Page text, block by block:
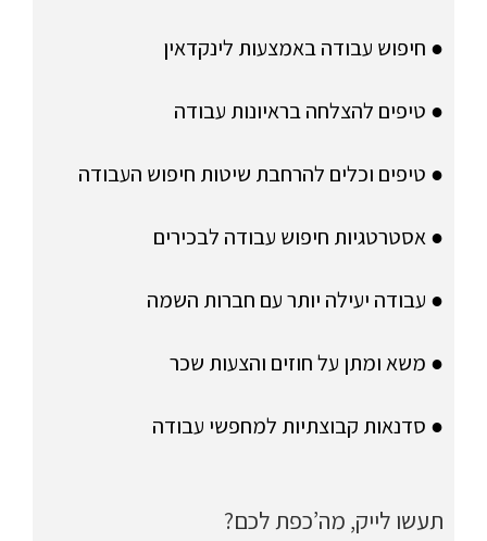
● חיפוש עבודה באמצעות לינקדאין
● טיפים להצלחה בראיונות עבודה
● טיפים וכלים להרחבת שיטות חיפוש העבודה
● אסטרטגיות חיפוש עבודה לבכירים
● עבודה יעילה יותר עם חברות השמה
● משא ומתן על חוזים והצעות שכר
● סדנאות קבוצתיות למחפשי עבודה
תעשו לייק, מה’כפת לכם?